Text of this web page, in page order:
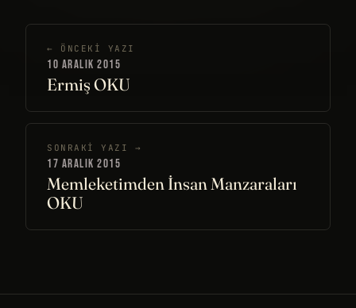
← ÖNCEKI YAZI
10 ARALIK 2015
Ermiş OKU
SONRAKI YAZI →
17 ARALIK 2015
Memleketimden İnsan Manzaraları
OKU